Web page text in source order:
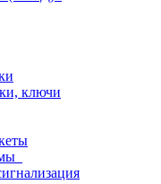
ключи